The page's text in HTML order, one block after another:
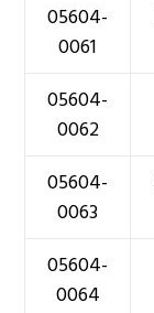
05604-
0061
05604-
0062
05604-
0063
05604-
0064